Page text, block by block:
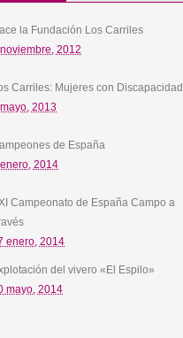
la Fundación Los Carriles
2012
Carriles: Mujeres con Discapacidad
2013
de España
2014
Campeonato de España Campo a
enero, 2014
del vivero «El Espilo»
mayo, 2014